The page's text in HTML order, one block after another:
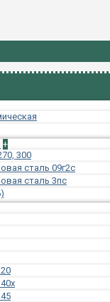
+
300
сталь 09г2с
сталь 3пс